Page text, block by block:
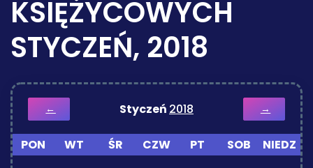
KSIĘŻYCOWYCH
STYCZEŃ, 2018
← Styczeń 2018 →
PON WT ŚR CZW PT SOB NIEDZ